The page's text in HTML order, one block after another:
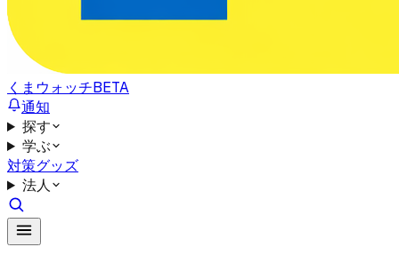
くまウォッチBETA
通知
探す
学ぶ
対策グッズ
法人